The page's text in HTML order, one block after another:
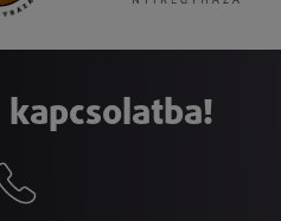
kapcsolatba!